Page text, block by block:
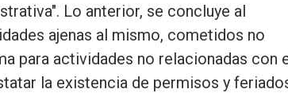
Lo anterior, se concluye al
ajenas al mismo, cometidos no
para actividades no relacionadas con
la existencia de permisos y